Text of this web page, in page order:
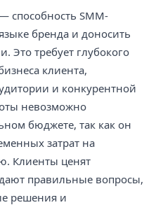
способность SMM-
бренда и доносить
Это требует глубокого
клиента,
и конкурентной
невозможно
бюджете, так как он
затрат на
Клиенты ценят
правильные вопросы,
решения и